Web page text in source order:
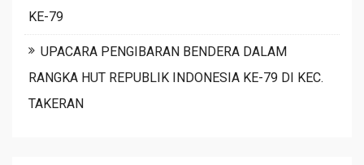
KE-79
UPACARA PENGIBARAN BENDERA DALAM
RANGKA HUT REPUBLIK INDONESIA KE-79 DI KEC.
TAKERAN